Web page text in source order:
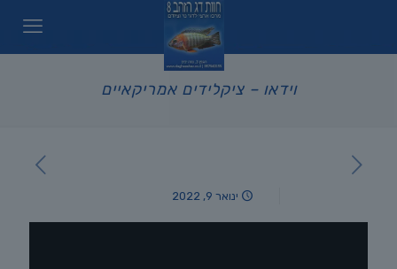
וידאו – ציקלידים אמריקאיים
ינואר 9, 2022